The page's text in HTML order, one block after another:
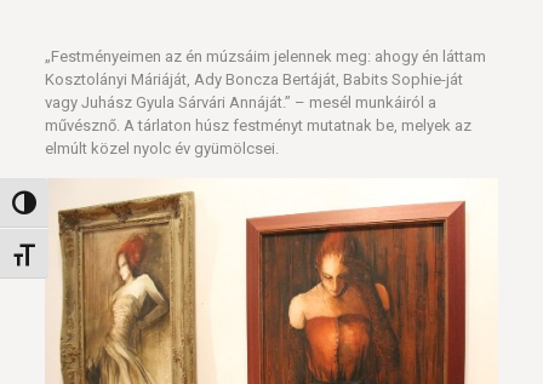
Nagy kontraszt váltása
Betűméret váltása
„Festményeimen az én múzsáim jelennek meg: ahogy én láttam
Kosztolányi Máriáját, Ady Boncza Bertáját, Babits Sophie-ját
vagy Juhász Gyula Sárvári Annáját.” – mesél munkáiról a
művésznő. A tárlaton húsz festményt mutatnak be, melyek az
elmúlt közel nyolc év gyümölcsei.